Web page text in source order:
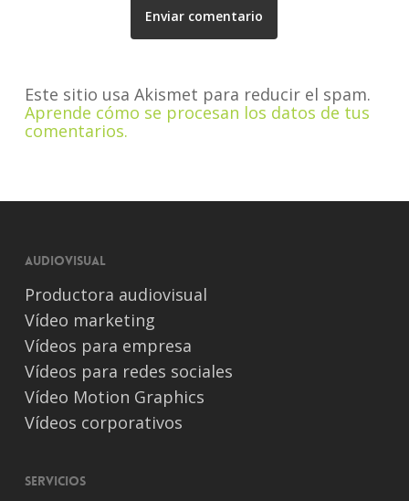
Este sitio usa Akismet para reducir el spam.
Aprende cómo se procesan los datos de tus
comentarios.
Audiovisual
Productora audiovisual
Vídeo marketing
Vídeos para empresa
Vídeos para redes sociales
Vídeo Motion Graphics
Vídeos corporativos
Servicios